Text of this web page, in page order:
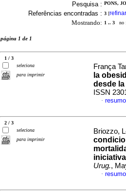
Pesquisa : PONS,
Referências encontradas : 3 [refinar
Mostrando: 1 .. 3 no
página 1 de 1
1 / 3
seleciona
para imprimir
França
la
desde
ISSN
·
2 / 3
seleciona
para imprimir
Briozzo,
Urug.,
·